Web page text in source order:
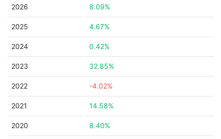
2026 8.09%
2025 4.67%
2024 0.42%
2023 32.85%
2022 -4.02%
2021 14.58%
2020 8.40%